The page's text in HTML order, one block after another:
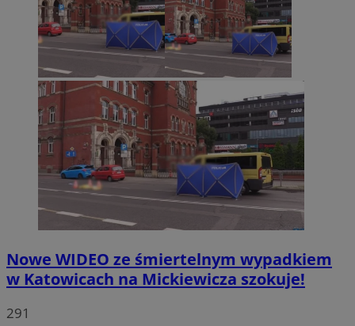
Nowe WIDEO ze śmiertelnym wypadkiem
w Katowicach na Mickiewicza szokuje!
291